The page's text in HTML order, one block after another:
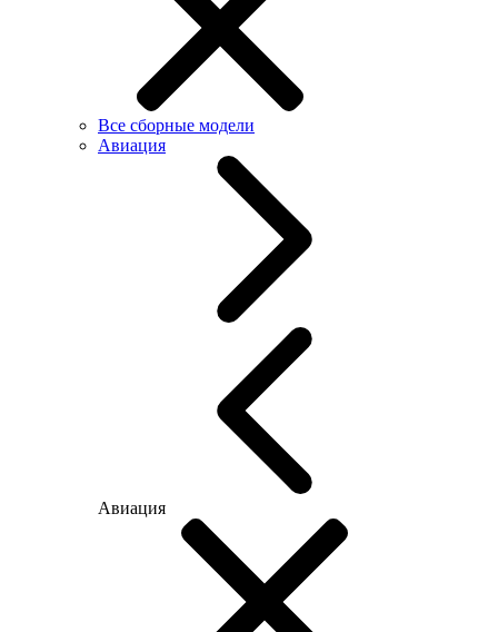
Все сборные модели
Авиация
Авиация